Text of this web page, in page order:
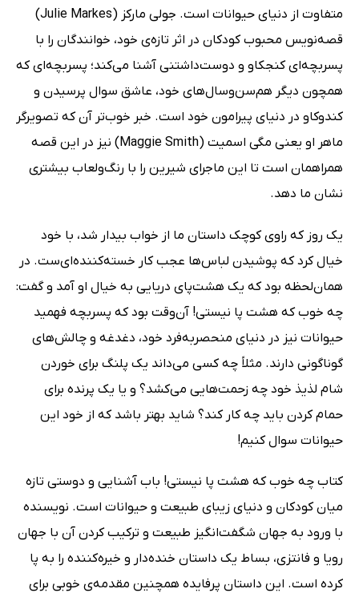
متفاوت از دنیای حیوانات است. جولی مارکز (Julie Markes)
قصه‌نویس محبوب کودکان در اثر تازه‌ی خود، خوانندگان را با
پسر‌بچه‌ای کنجکاو و دوست‌داشتنی آشنا می‌کند؛ پسربچه‌ای که
همچون دیگر هم‌سن‌وسال‌های خود، عاشق سوال پرسیدن و
کندوکاو در دنیای پیرامون خود است. خبر خوب‌تر آن که تصویرگر
ماهر او یعنی مگی اسمیت (Maggie Smith) نیز در این قصه
همراهمان است تا این ماجرای شیرین را با رنگ‌ولعاب بیشتری
نشان ما دهد.
یک روز که راوی کوچک داستان ما از خواب بیدار شد، با خود
خیال کرد که پوشیدن لباس‌ها عجب کار خسته‌کننده‌ای‌ست. در
همان‌لحظه بود که یک هشت‌پای دریایی به خیال او آمد و گفت:
چه خوب که هشت پا نیستی! آن‌وقت بود که پسربچه فهمید
حیوانات نیز در دنیای منحصر‌به‌فرد خود، دغدغه و چالش‌های
گوناگونی دارند. مثلاً چه کسی می‌داند یک پلنگ برای خوردن
شام لذیذ خود چه زحمت‌هایی می‌کشد؟ و یا یک پرنده برای
حمام کردن باید چه کار کند؟ شاید بهتر باشد که از خود این
حیوانات سوال کنیم!
کتاب چه خوب که هشت پا نیستی! باب آشنایی و دوستی تازه
میان کودکان و دنیای زیبای طبیعت و حیوانات است. نویسنده
با ورود به جهان شگفت‌انگیز طبیعت و ترکیب کردن آن با جهان
رویا و فانتزی، بساط یک داستان خنده‌دار و خیره‌کننده را به پا
کرده است. این داستان پرفایده همچنین مقدمه‌ی خوبی برای